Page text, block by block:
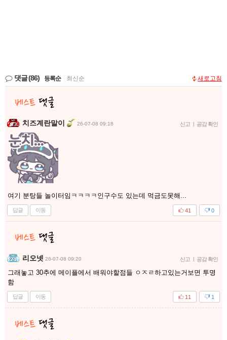
댓글(86) 등록순 최신순 새로고침
치즈계란말이 26-07-08 09:18 신고 | 공감 확인
여기 분탕들 놀이터임ㅋㅋㅋㅋ인구수도 있는데 먹금도못해...
답글 이동 0
41
리오넷 26-07-08 09:20 신고 | 공감 확인
그래놓고 30추에 메이플에서 배워야할점들 ㅇㅈㄹ하고있는거보면 투명
함
답글 이동 1
11